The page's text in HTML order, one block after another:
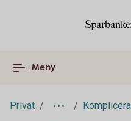
Meny
Privat